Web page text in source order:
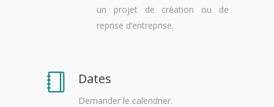
un projet de création ou de
reprise d’entreprise.
Dates
Demander le calendrier.